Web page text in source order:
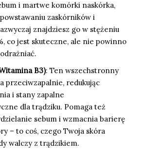
i martwe komórki naskórka,
zaskórników i
znajdziesz go w stężeniu
co jest skuteczne, ale nie powinno
B3): Ten wszechstronny
przeciwzapalnie, redukując
i stany zapalne
dla trądziku. Pomaga też
sebum i wzmacnia barierę
– to coś, czego Twoja skóra
walczy z trądzikiem.